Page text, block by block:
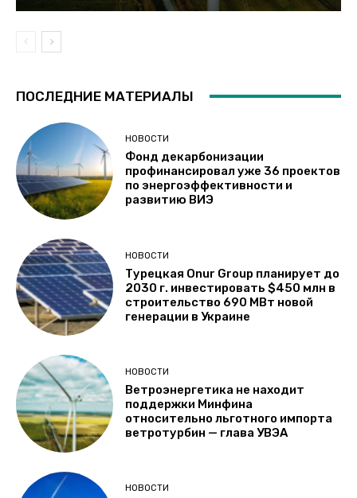
ПОСЛЕДНИЕ МАТЕРИАЛЫ
НОВОСТИ
Фонд декарбонизации
профинансировал уже 36 проектов
по энергоэффективности и
развитию ВИЭ
НОВОСТИ
Турецкая Onur Group планирует до
2030 г. инвестировать $450 млн в
строительство 690 МВт новой
генерации в Украине
НОВОСТИ
Ветроэнергетика не находит
поддержки Минфина
относительно льготного импорта
ветротурбин — глава УВЭА
НОВОСТИ